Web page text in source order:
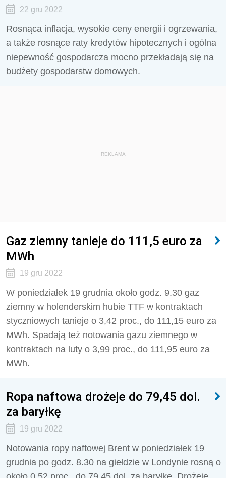
22 gru 2022
Rosnąca inflacja, wysokie ceny energii i ogrzewania,
a także rosnące raty kredytów hipotecznych i ogólna
niepewność gospodarcza mocno przekładają się na
budżety gospodarstw domowych.
REKLAMA
Gaz ziemny tanieje do 111,5 euro za
MWh
19 gru 2022
W poniedziałek 19 grudnia około godz. 9.30 gaz
ziemny w holenderskim hubie TTF w kontraktach
styczniowych tanieje o 3,42 proc., do 111,15 euro za
MWh. Spadają też notowania gazu ziemnego w
kontraktach na luty o 3,99 proc., do 111,95 euro za
MWh.
Ropa naftowa drożeje do 79,45 dol.
za baryłkę
19 gru 2022
Notowania ropy naftowej Brent w poniedziałek 19
grudnia po godz. 8.30 na giełdzie w Londynie rosną o